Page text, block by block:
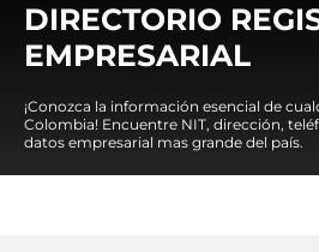
DIRECTORIO
EMPRESARIAL
¡Conozca la información esencial de
Colombia! Encuentre NIT, dirección,
datos empresarial mas grande del país.